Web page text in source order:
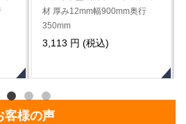
材 厚み12mm幅1500mm奥行
350mm
5,170 円 (税込)
客様の声